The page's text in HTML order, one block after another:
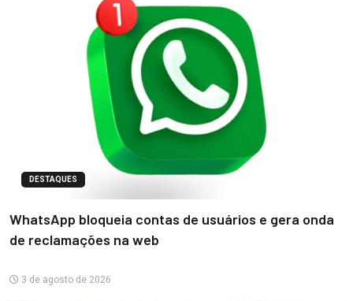
DESTAQUES
WhatsApp bloqueia contas de usuários e gera onda
de reclamações na web
3 de agosto de 2026